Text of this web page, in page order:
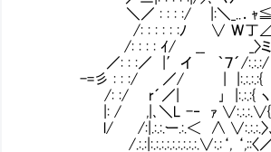
＼／ : : : :/ |:＼_..．ｬ≦,ィ
/: : : : : :ﾉ ∨ Ｗ丁∠
/: : : : ｲ/ __ _〉ミ／￣ア ￢-
／: : :／ |′イ ｀７´/:.:.:/ /
-=彡 : : :/ ／/ | |:.:.:.:{ { { ／
/: :/ r´／| ｣ |:.:.:{ ヽーヽ⊥_{ ィｬ
|: / ,|､＼L -‐ ｧ ∨:.:.:.∨{｀: ￢ｧ
l/ /:|.:.:.ー.:.＜ ∧ ∨:.:.:.〉､ : ://
/.:.:|:.:.:.:.:.:.:.:.:.∨:.:‘, ‘,::〈／∨| |､